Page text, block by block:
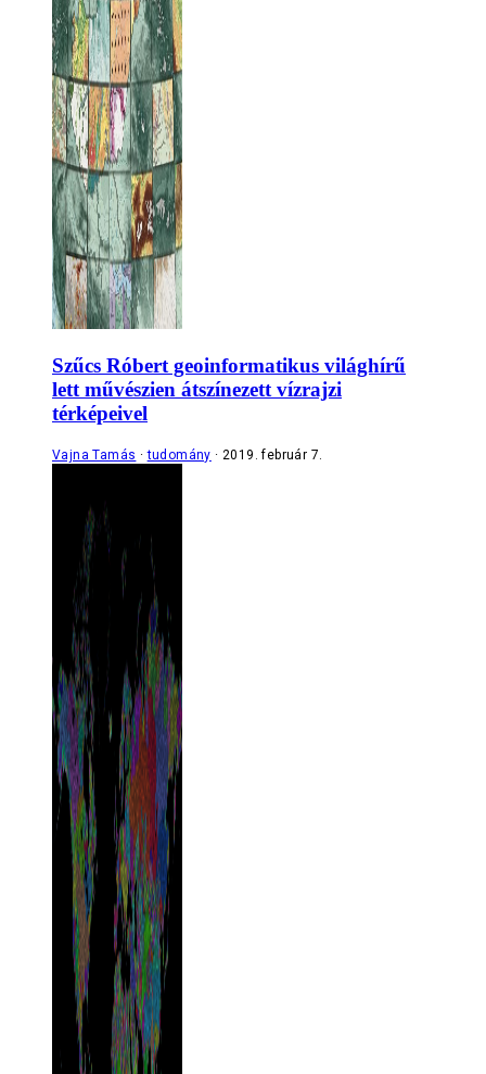
Szűcs Róbert geoinformatikus világhírű
lett művészien átszínezett vízrajzi
térképeivel
Vajna Tamás tudomány 2019. február 7.